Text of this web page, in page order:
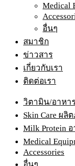
Medical
อื่นๆ
สมาชิก
ข่าวสาร
เกี่ยวกับเรา
ติดต่อเรา
วิตามิน/อาหา
Skin Care ผ
Milk Protein
Medical
Accessories